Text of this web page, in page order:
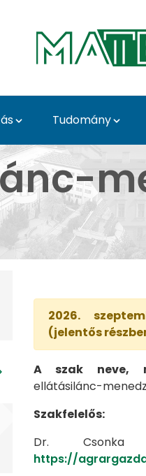
Tudomány
2026.
(jelentős
A szak neve,
ellátásilánc-
Szakfelelős:
Dr. Csonka
https://